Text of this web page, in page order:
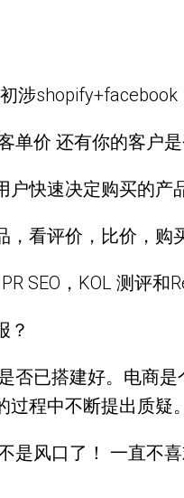
涉
价 还有你的客户是
快速决定购买的产
看评价，比价，购
SEO，KOL 测评和
？
否已搭建好。电商
程中不断提出质疑。
是风口了！ 一直不